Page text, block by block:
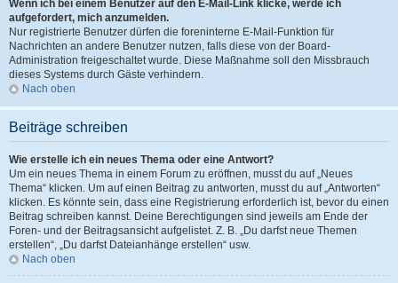
Wenn ich bei einem Benutzer auf den E-Mail-Link klicke, werde ich
aufgefordert, mich anzumelden.
Nur registrierte Benutzer dürfen die foreninterne E-Mail-Funktion für
Nachrichten an andere Benutzer nutzen, falls diese von der Board-
Administration freigeschaltet wurde. Diese Maßnahme soll den Missbrauch
dieses Systems durch Gäste verhindern.
Nach oben
Beiträge schreiben
Wie erstelle ich ein neues Thema oder eine Antwort?
Um ein neues Thema in einem Forum zu eröffnen, musst du auf „Neues
Thema“ klicken. Um auf einen Beitrag zu antworten, musst du auf „Antworten“
klicken. Es könnte sein, dass eine Registrierung erforderlich ist, bevor du einen
Beitrag schreiben kannst. Deine Berechtigungen sind jeweils am Ende der
Foren- und der Beitragsansicht aufgelistet. Z. B. „Du darfst neue Themen
erstellen“, „Du darfst Dateianhänge erstellen“ usw.
Nach oben